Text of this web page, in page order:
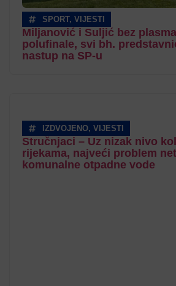
SPORT, VIJESTI
Miljanović i Suljić bez
polufinale, svi bh.
nastup na SP-u
IZDVOJENO, VIJESTI
Stručnjaci – Uz nizak nivo
rijekama, najveći problem
komunalne otpadne vode